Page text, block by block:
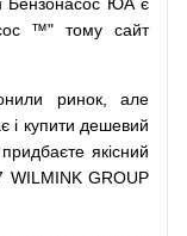
™" тому
сайт
ринок,
але
і купити дешевий
придбаєте якісний
WILMINK GROUP